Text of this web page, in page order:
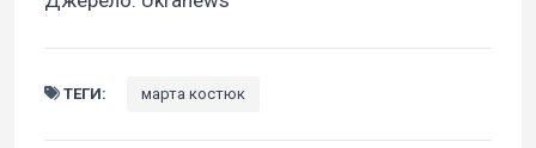
ТЕГИ: марта костюк